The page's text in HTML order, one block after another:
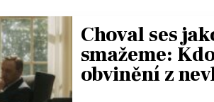
Choval ses
smažeme:
obvinění z